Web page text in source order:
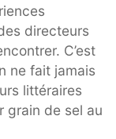
directeurs
C’est
ne fait jamais
littéraires
grain de sel au